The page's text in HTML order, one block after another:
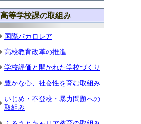
高等学校課の取組み
国際バカロレア
高校教育改革の推進
学校評価と開かれた学校づくり
豊かな心、社会性を育む取組み
いじめ・不登校・暴力問題への
取組み